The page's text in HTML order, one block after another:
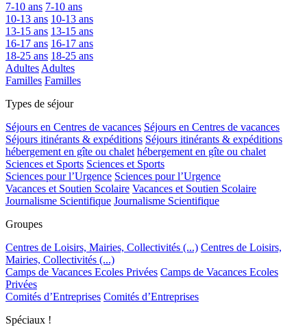
7-10 ans 7-10 ans
10-13 ans 10-13 ans
13-15 ans 13-15 ans
16-17 ans 16-17 ans
18-25 ans 18-25 ans
AdultesAdultes
Familles Familles
Types de séjour
Séjours en Centres de vacances Séjours en Centres de vacances
Séjours itinérants & expéditions Séjours itinérants & expéditions
hébergement en gîte ou chalet hébergement en gîte ou chalet
Sciences et Sports Sciences et Sports
Sciences pour l’Urgence Sciences pour l’Urgence
Vacances et Soutien Scolaire Vacances et Soutien Scolaire
Journalisme Scientifique Journalisme Scientifique
Groupes
Centres de Loisirs, Mairies, Collectivités (...) Centres de Loisirs,
Mairies, Collectivités (...)
Camps de Vacances Ecoles Privées Camps de Vacances Ecoles
Privées
Comités d’Entreprises Comités d’Entreprises
Spéciaux !